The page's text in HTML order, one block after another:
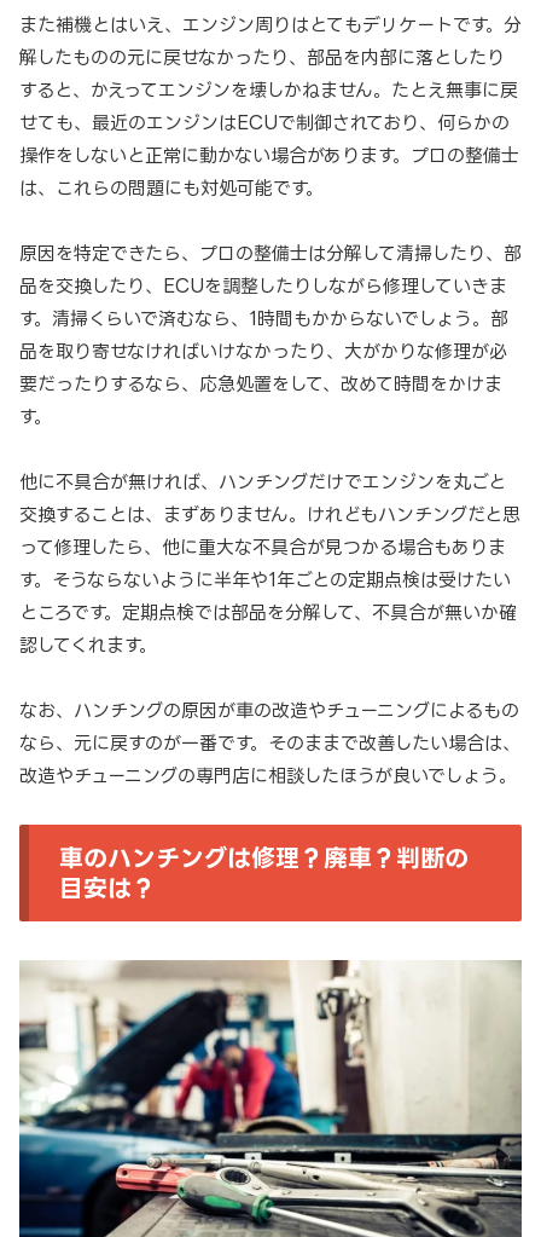
また補機とはいえ、エンジン周りはとてもデリケートです。分
解したものの元に戻せなかったり、部品を内部に落としたり
すると、かえってエンジンを壊しかねません。たとえ無事に戻
せても、最近のエンジンはECUで制御されており、何らかの
操作をしないと正常に動かない場合があります。プロの整備士
は、これらの問題にも対処可能です。
原因を特定できたら、プロの整備士は分解して清掃したり、部
品を交換したり、ECUを調整したりしながら修理していきま
す。清掃くらいで済むなら、1時間もかからないでしょう。部
品を取り寄せなければいけなかったり、大がかりな修理が必
要だったりするなら、応急処置をして、改めて時間をかけま
す。
他に不具合が無ければ、ハンチングだけでエンジンを丸ごと
交換することは、まずありません。けれどもハンチングだと思
って修理したら、他に重大な不具合が見つかる場合もありま
す。そうならないように半年や1年ごとの定期点検は受けたい
ところです。定期点検では部品を分解して、不具合が無いか確
認してくれます。
なお、ハンチングの原因が車の改造やチューニングによるもの
なら、元に戻すのが一番です。そのままで改善したい場合は、
改造やチューニングの専門店に相談したほうが良いでしょう。
車のハンチングは修理？廃車？判断の
目安は？